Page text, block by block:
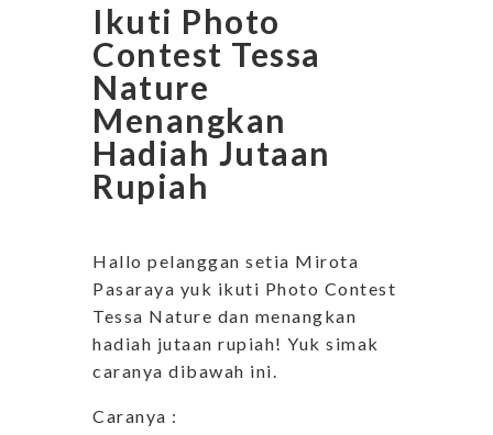
Ikuti Photo
Contest Tessa
Nature
Menangkan
Hadiah Jutaan
Rupiah
Hallo pelanggan setia Mirota
Pasaraya yuk ikuti Photo Contest
Tessa Nature dan menangkan
hadiah jutaan rupiah! Yuk simak
caranya dibawah ini.
Caranya :